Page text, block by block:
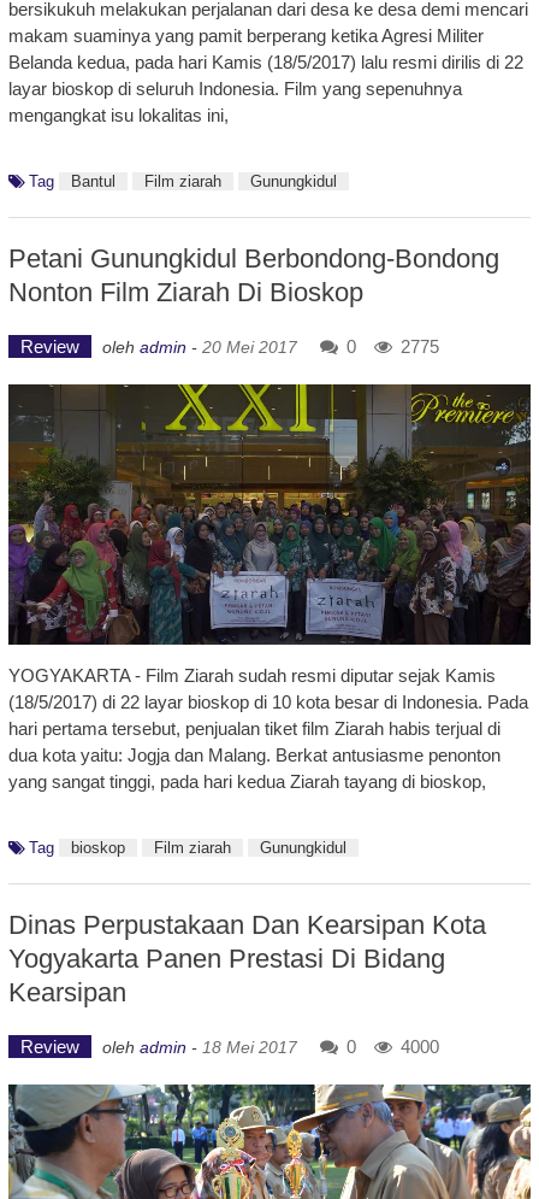
bersikukuh melakukan perjalanan dari desa ke desa demi mencari
makam suaminya yang pamit berperang ketika Agresi Militer
Belanda kedua, pada hari Kamis (18/5/2017) lalu resmi dirilis di 22
layar bioskop di seluruh Indonesia. Film yang sepenuhnya
mengangkat isu lokalitas ini,
Tag Bantul Film ziarah Gunungkidul
Petani Gunungkidul Berbondong-Bondong
Nonton Film Ziarah Di Bioskop
Review oleh admin - 20 Mei 2017 0 2775
YOGYAKARTA - Film Ziarah sudah resmi diputar sejak Kamis
(18/5/2017) di 22 layar bioskop di 10 kota besar di Indonesia. Pada
hari pertama tersebut, penjualan tiket film Ziarah habis terjual di
dua kota yaitu: Jogja dan Malang. Berkat antusiasme penonton
yang sangat tinggi, pada hari kedua Ziarah tayang di bioskop,
Tag bioskop Film ziarah Gunungkidul
Dinas Perpustakaan Dan Kearsipan Kota
Yogyakarta Panen Prestasi Di Bidang
Kearsipan
Review oleh admin - 18 Mei 2017 0 4000